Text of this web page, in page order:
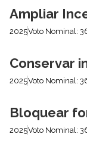
Ampliar
2025Voto Nominal:
Conservar
2025Voto Nominal:
Bloquear
2025Voto Nominal: